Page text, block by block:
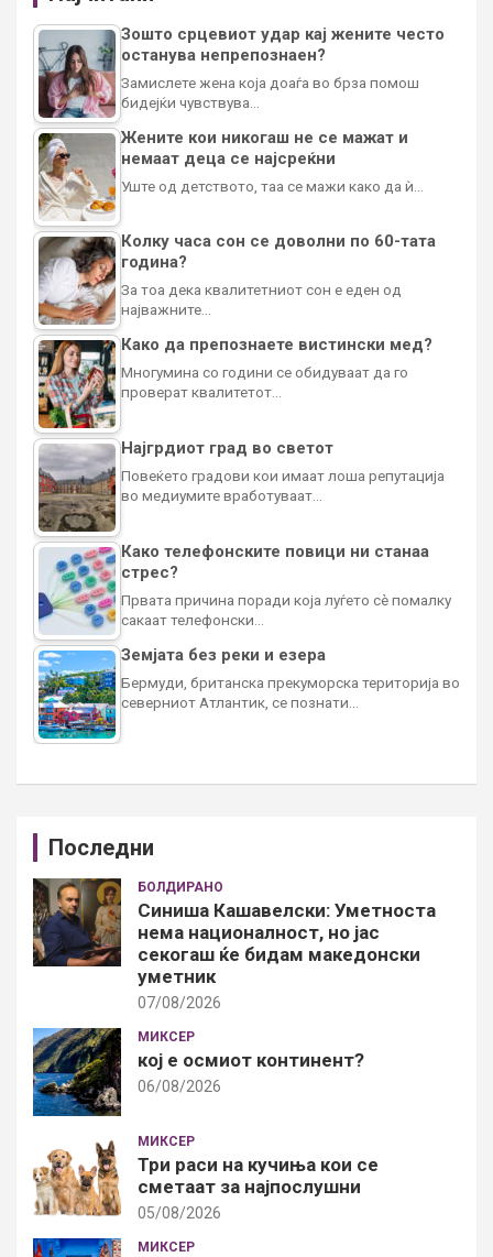
Зошто срцевиот удар кај жените често
останува непрепознаен?
Замислете жена која доаѓа во брза помош
бидејќи чувствува…
Жените кои никогаш не се мажат и
немаат деца се најсреќни
Уште од детството, таа се мажи како да ѝ…
Колку часа сон се доволни по 60-тата
година?
За тоа дека квалитетниот сон е еден од
најважните…
Како да препознаете вистински мед?
Многумина со години се обидуваат да го
проверат квалитетот…
Најгрдиот град во светот
Повеќето градови кои имаат лоша репутација
во медиумите вработуваат…
Како телефонските повици ни станаа
стрес?
Првата причина поради која луѓето сè помалку
сакаат телефонски…
Земјата без реки и езера
Бермуди, британска прекуморска територија во
северниот Атлантик, се познати…
Последни
БОЛДИРАНО
Синиша Кашавелски: Уметноста
нема националност, но јас
секогаш ќе бидам македонски
уметник
07/08/2026
МИКСЕР
кој е осмиот континент?
06/08/2026
МИКСЕР
Три раси на кучиња кои се
сметаат за најпослушни
05/08/2026
МИКСЕР